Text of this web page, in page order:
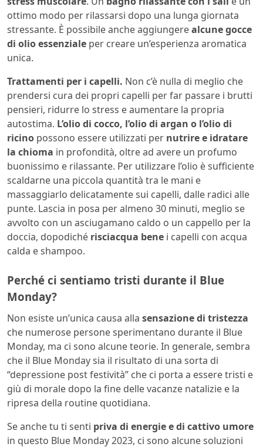
ottimo modo per rilassarsi dopo una lunga giornata
stressante. È possibile anche aggiungerealcune gocce
di olio essenziale per creare un’esperienza aromatica
unica.
Trattamenti per i capelli. Non c’è nulla di meglio che
prendersi cura dei propri capelli per far passare i brutti
pensieri, ridurre lo stress e aumentare la propria
autostima. L’olio di cocco, l’olio di argan o l’olio di
ricino possono essere utilizzati per nutrire e idratare
la chioma in profondità, oltre ad avere un profumo
buonissimo e rilassante. Per utilizzare l’olio è sufficiente
scaldarne una piccola quantità tra le mani e
massaggiarlo delicatamente sui capelli, dalle radici alle
punte. Lascia in posa per almeno 30 minuti, meglio se
avvolto con un asciugamano caldo o un cappello per la
doccia, dopodiché risciacqua bene i capelli con acqua
calda e shampoo.
Perché ci sentiamo tristi durante il Blue
Monday?
Non esiste un’unica causa alla sensazione di tristezza
che numerose persone sperimentano durante il Blue
Monday, ma ci sono alcune teorie. In generale, sembra
che il Blue Monday sia il risultato di una sorta di
“depressione post festività” che ci porta a essere tristi e
giù di morale dopo la fine delle vacanze natalizie e la
ripresa della routine quotidiana.
Se anche tu ti senti priva di energie e di cattivo umore
in questo Blue Monday 2023, ci sono alcune soluzioni